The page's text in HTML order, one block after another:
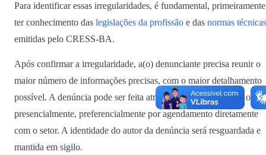
Para identificar essas irregularidades, é fundamental,
ter conhecimento das legislações da profissão e das normas técnicas
emitidas pelo CRESS-BA.
Após confirmar a irregularidade, a(o) denunciante precisa reunir o
maior número de informações precisas, com o maior detalhamento
possível. A denúncia pode ser feita através de e-mail, telefone ou
presencialmente, preferencialmente por agendamento diretamente
com o setor. A identidade do autor da denúncia será resguardada e
mantida em sigilo.